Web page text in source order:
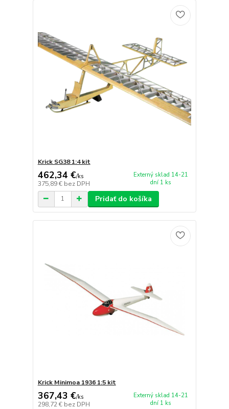
Krick SG38 1:4 kit
462,34 €/ks
375,89 € bez DPH
Externý sklad 14-21
dní 1 ks
Pridať do košíka
Krick Minimoa 1936 1:5 kit
367,43 €/ks
298,72 € bez DPH
Externý sklad 14-21
dní 1 ks